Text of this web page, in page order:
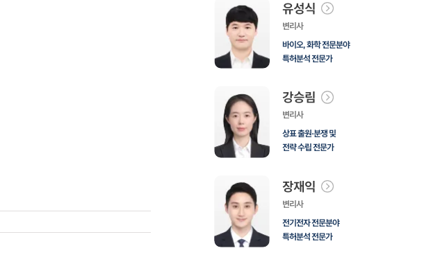
유성식
변리사
바이오, 화학 전문분야
특허분석 전문가
강승림
변리사
상표 출원·분쟁 및
전략 수립 전문가
장재익
변리사
전기전자 전문분야
특허분석 전문가